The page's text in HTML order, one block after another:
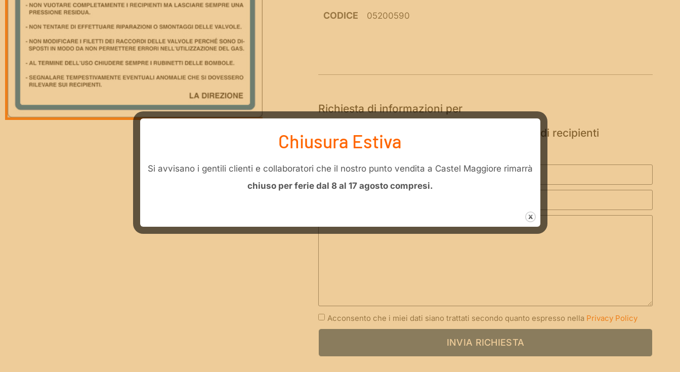
CODICE 05200590
Richiesta di informazioni per
0520 05 90 “Norme di sicurezza per l’uso di recipienti
contenenti gas compressi”
Acconsento che i miei dati siano trattati secondo quanto espresso nella Privacy Policy
INVIA RICHIESTA
Chiusura Estiva
​Si avvisano i gentili clienti e collaboratori che il nostro punto vendita a Castel Maggiore rimarrà
chiuso per ferie dal 8 al 17 agosto compresi.